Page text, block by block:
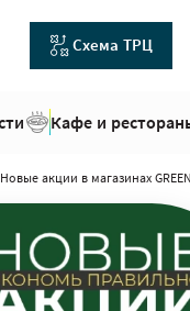
Схема ТРЦ
Кафе и
Новые акции в магазинах GREEN